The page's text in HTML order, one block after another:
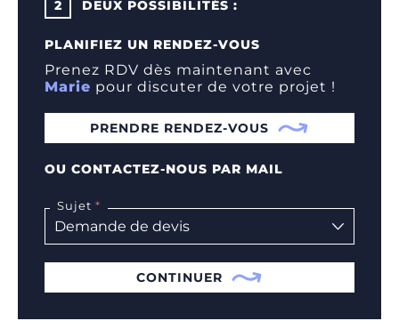
2 DEUX POSSIBILITÉS :
PLANIFIEZ UN RENDEZ-VOUS
Prenez RDV dès maintenant avec
Marie pour discuter de votre projet !
PRENDRE RENDEZ-VOUS
OU CONTACTEZ-NOUS PAR MAIL
Sujet
CONTINUER